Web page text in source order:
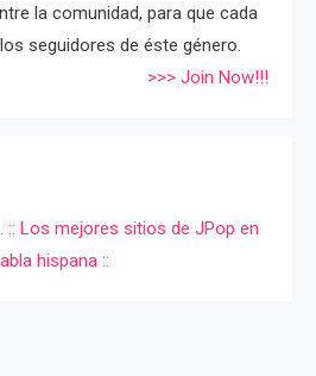
la comunidad, para que cada
seguidores de éste género.
>>> Join Now!!!